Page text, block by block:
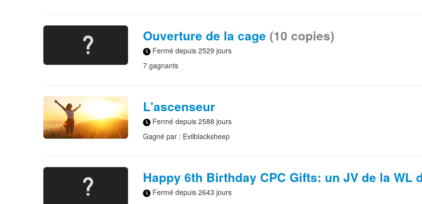
Ouverture de la cage (10 copies)
Fermé depuis 2529 jours
7 gagnants
L'ascenseur
Fermé depuis 2588 jours
Gagné par : Evilblacksheep
Happy 6th Birthday CPC Gifts: un JV de la WL
Fermé depuis 2643 jours